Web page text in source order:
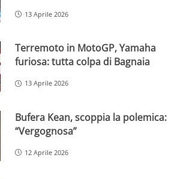
13 Aprile 2026
Terremoto in MotoGP, Yamaha
furiosa: tutta colpa di Bagnaia
13 Aprile 2026
Bufera Kean, scoppia la polemica:
“Vergognosa”
12 Aprile 2026